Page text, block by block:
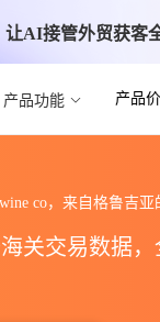
让AI接管外贸获客
产品功能 产品
co，来自格鲁吉
关交易数据